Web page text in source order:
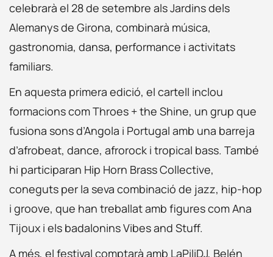
celebrarà el 28 de setembre als Jardins dels
Alemanys de Girona, combinarà música,
gastronomia, dansa, performance i activitats
familiars.
En aquesta primera edició, el cartell inclou
formacions com Throes + the Shine, un grup que
fusiona sons d’Angola i Portugal amb una barreja
d’afrobeat, dance, afrorock i tropical bass. També
hi participaran Hip Horn Brass Collective,
coneguts per la seva combinació de jazz, hip-hop
i groove, que han treballat amb figures com Ana
Tijoux i els badalonins Vibes and Stuff.
A més, el festival comptarà amb LaPiliDJ, Belén